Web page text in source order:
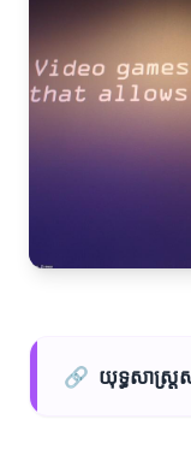
🔗 យុទ្ធសាស្ត្រ